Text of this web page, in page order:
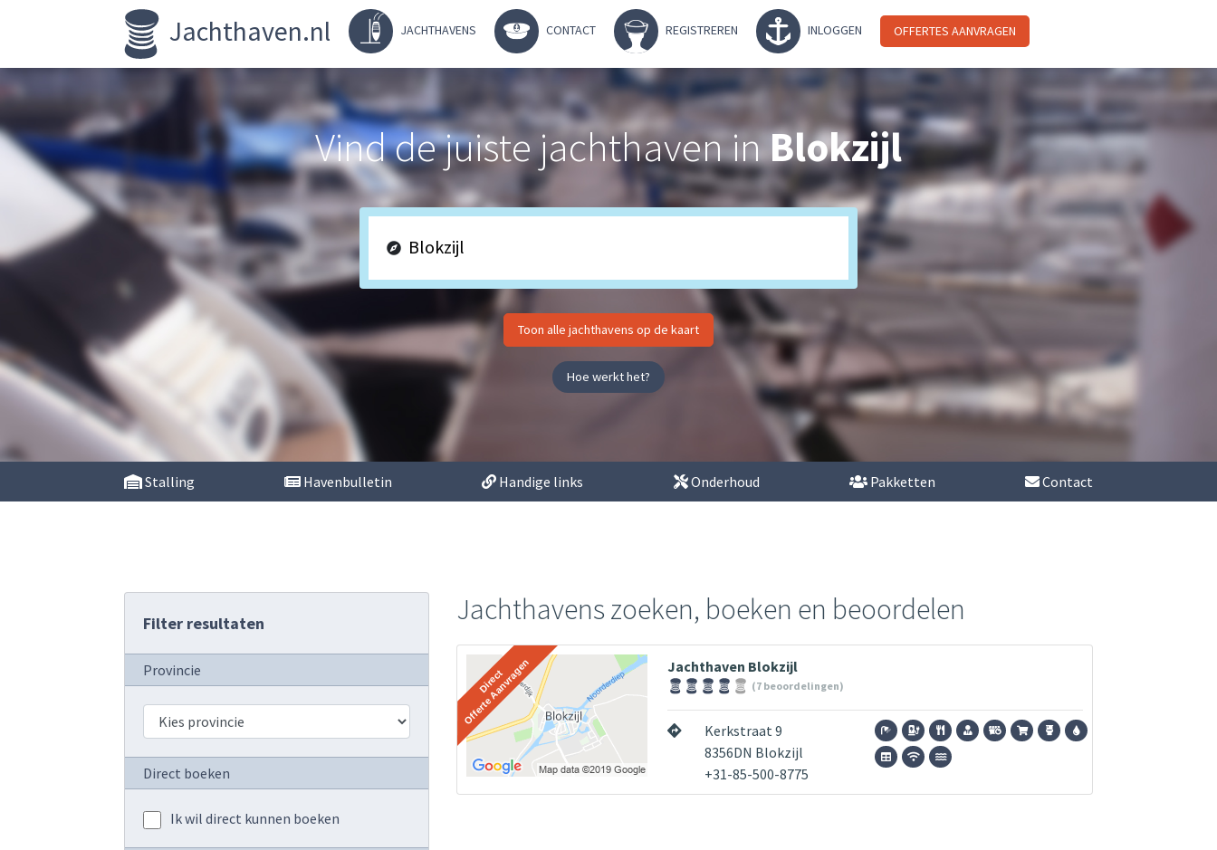
Jachthaven.nl JACHTHAVENS CONTACT REGISTREREN INLOGGEN OFFERTES AANVRAGEN
Vind de juiste jachthaven inBlokzijl
Toon alle jachthavens op de kaart
Hoe werkt het?
Stalling Havenbulletin Handige links Onderhoud Pakketten Contact
Filter resultaten
Provincie
Direct boeken
Ik wil direct kunnen boeken
Jachthavens zoeken, boeken en beoordelen
Jachthaven Blokzijl
(7 beoordelingen)
Kerkstraat 9
8356DN Blokzijl
+31-85-500-8775